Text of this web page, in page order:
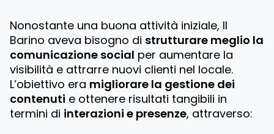
Nonostante una buona attività iniziale, Il
Barino aveva bisogno di strutturare meglio la
comunicazione social per aumentare la
visibilità e attrarre nuovi clienti nel locale.
L’obiettivo era migliorare la gestione dei
contenuti e ottenere risultati tangibili in
termini di interazioni e presenze, attraverso: